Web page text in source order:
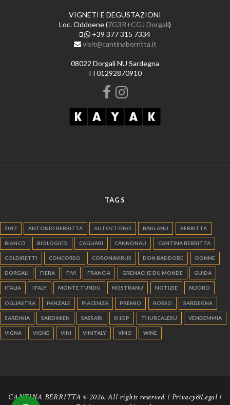
VIGNETI E DEGUSTAZIONI
Loc. Oddoene (7G3R+CGJ Dorgali)
+39 377 315 7334
visit@cantinaberritta.it
08022 Dorgali NU Sardegna
IT01292870910
TAGS
2017 ANTONIO BERRITTA AUTOCTONO BAILLANU BERRITTA
BIANCO BIOLOGICO CAGLIARI CANNONAU CANTINA BERRITTA
COLDIRETTI CONCORSO CORONAVIRUS DON BADDORE DONNE
DORGALI FIERA FIVI FRANCIA GRENACHE DU MONDE GUIDA
ITALIA ITALY MONTE TUNDU NOSTRANU NOTIZIE NUORO
OGLIASTRA PANZALE PIACENZA PREMIO ROSSO SARDEGNA
SARDINIA SARDINIEN SASSARI SHOP THURCALESU VENDEMMIA
VIGNA VIGNE VINI VINITALY VINO WINE
CANTINA BERRITTA © 2026. All rights reserved. | Privacy&Legal |